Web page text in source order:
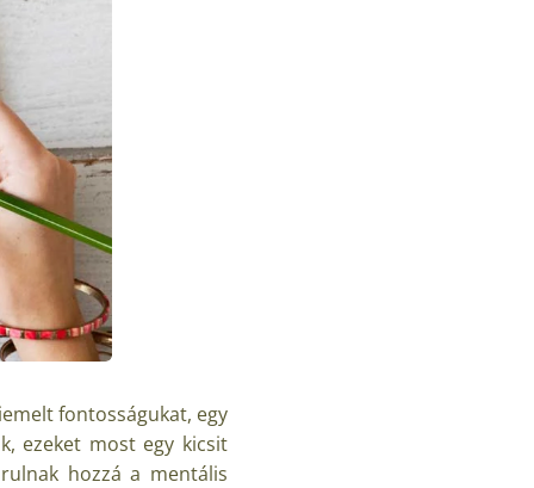
fontosságukat, egy
ezeket most egy kicsit
hozzá a mentális